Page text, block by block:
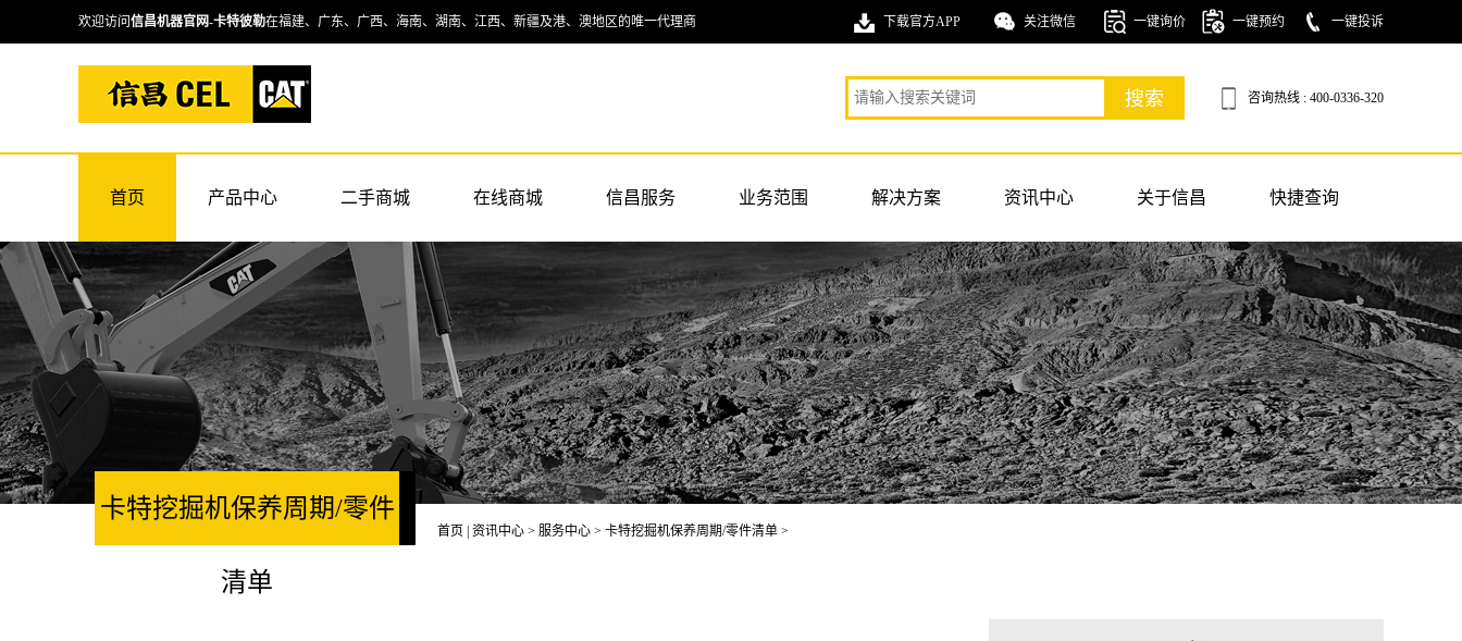
欢迎访问 信昌机器官网-卡特彼勒在福建、广东、广西、海南、湖南、江西、新疆及港、澳地区的唯一代理商 下载官方APP 关注微信 一键询价 一键预约 一键投诉
咨询热线 : 400-0336-320
首页 产品中心 二手商城 在线商城 信昌服务 业务范围 解决方案 资讯中心 关于信昌 快捷查询
卡特挖掘机保养周期/零件
清单
首页 资讯中心 > 服务中心 > 卡特挖掘机保养周期/零件清单 >